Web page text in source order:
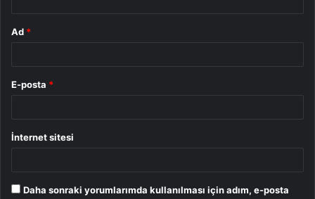
Ad *
E-posta *
İnternet sitesi
Daha sonraki yorumlarımda kullanılması için adım, e-posta